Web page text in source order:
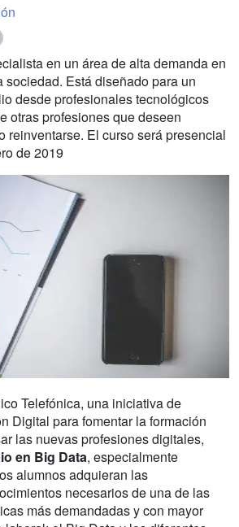
en un área de alta demanda en
sociedad. Está diseñado para un
desde profesionales tecnológicos
otras profesiones que deseen
reinventarse. El curso será presencial
de 2019
Telefónica, una iniciativa de
Digital para fomentar la formación
las nuevas profesiones digitales,
en Big Data, especialmente
alumnos adquieran las
necesarios de una de las
más demandadas y con mayor